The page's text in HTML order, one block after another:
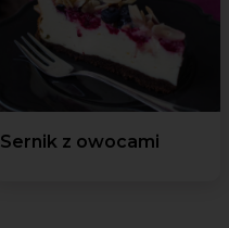
Sernik z owocami